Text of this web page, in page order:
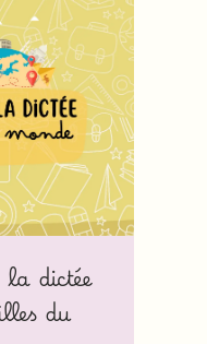
dictée
du